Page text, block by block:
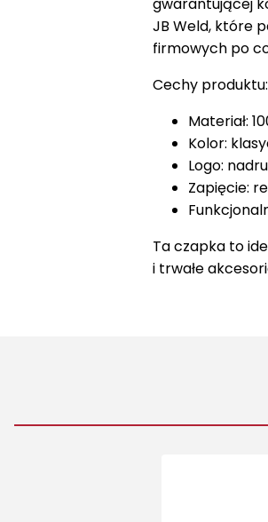
JB Weld, które
firmowych po
Cechy produktu:
Materiał:
Kolor:
Logo:
Zapięcie:
Ta czapka to
i trwałe